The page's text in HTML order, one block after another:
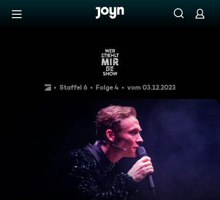
Zum Inhalt springen
Wer stiehlt Matthias
Staffel 6 Folge 4 vom 03.12.2023